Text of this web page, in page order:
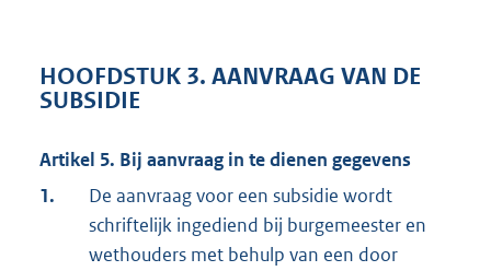
HOOFDSTUK 3. AANVRAAG VAN DE
SUBSIDIE
Artikel 5. Bij aanvraag in te dienen gegevens
1.
De aanvraag voor een subsidie wordt
schriftelijk ingediend bij burgemeester en
wethouders met behulp van een door